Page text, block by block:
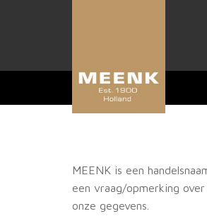
MEENK is een
een vraag/opmerking
onze gegevens.